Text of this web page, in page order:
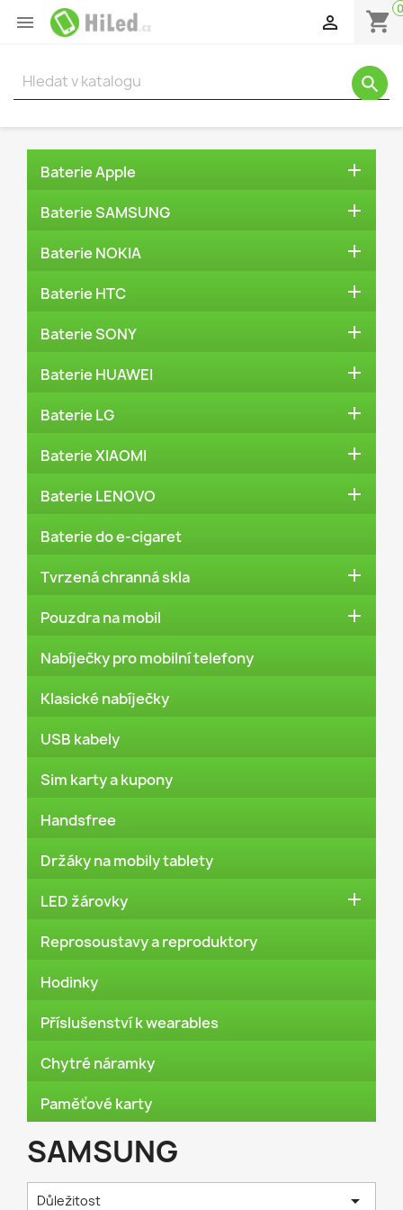
 shopping_cart 0

search
Baterie Apple 
Baterie SAMSUNG 
Baterie NOKIA 
Baterie HTC 
Baterie SONY 
Baterie HUAWEI 
Baterie LG 
Baterie XIAOMI 
Baterie LENOVO 
Baterie do e-cigaret
Tvrzená chranná skla 
Pouzdra na mobil 
Nabíječky pro mobilní telefony
Klasické nabíječky
USB kabely
Sim karty a kupony
Handsfree
Držáky na mobily tablety
LED žárovky 
Reprosoustavy a reproduktory
Hodinky
Příslušenství k wearables
Chytré náramky
Paměťové karty
SAMSUNG
Důležitost 